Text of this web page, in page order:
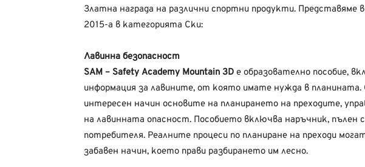
Златна награда на различни спортни продукти. Представяме
2015-а в категорията Ски:
Лавинна безопасност
SAM – Safety Academy Mountain 3D е образователно пособие,
информация за лавините, от която имате нужда в планината.
интересен начин основите на планирането на преходите,
на лавинната опасност. Пособието включва наръчник, пълен
потребителя. Реалните процеси по планиране на преходи
забавен начин, което прави разбирането им лесно.